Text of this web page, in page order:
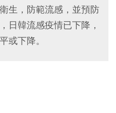
生，防範流感，並預防
日韓流感疫情已下降，
或下降。